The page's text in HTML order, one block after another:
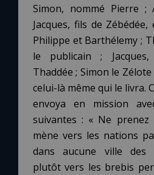
Me consacrer à Jésus par
Mes intentions de prière
Une Minute avec Marie
Une neuvaine
À la une
Simon, nommé Pierre
Jacques, fils de
Philippe et Barthélemy ;
le publicain ;
Thaddée ; Simon le Zélote
celui-là même qui le livra.
envoya en mission
suivantes : « Ne prenez
mène vers les nations
dans aucune ville des
plutôt vers les brebis